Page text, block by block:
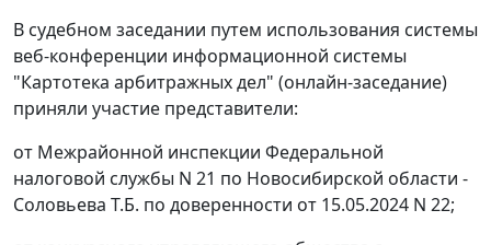
В судебном заседании путем использования системы
веб-конференции информационной системы
"Картотека арбитражных дел" (онлайн-заседание)
приняли участие представители:
от Межрайонной инспекции Федеральной
налоговой службы N 21 по Новосибирской области -
Соловьева Т.Б. по доверенности от 15.05.2024 N 22;